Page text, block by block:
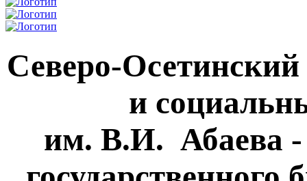
Северо-
и
им. В.И. Абаева -